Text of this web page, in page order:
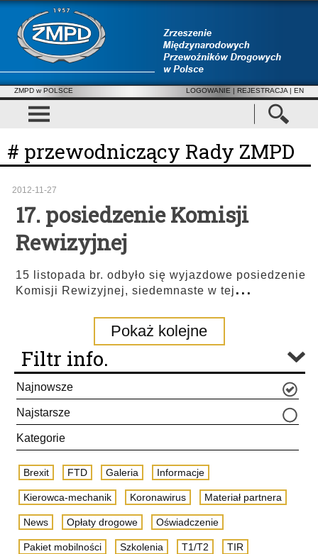
ZMPD w POLSCE LOGOWANIE | REJESTRACJA | EN
# przewodniczący Rady ZMPD
2012-11-27
17. posiedzenie Komisji
Rewizyjnej
15 listopada br. odbyło się wyjazdowe posiedzenie
Komisji Rewizyjnej, siedemnaste w tej ...
Pokaż kolejne
Filtr info.
Najnowsze
Najstarsze
Kategorie
Brexit FTD Galeria Informacje
Kierowca-mechanik Koronawirus Materiał partnera
News Opłaty drogowe Oświadczenie
Pakiet mobilności Szkolenia T1/T2 TIR